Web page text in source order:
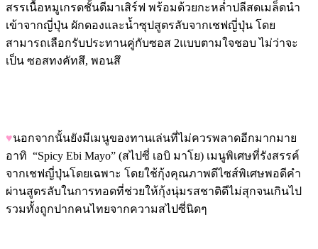
สรรเนื้อหมูเกรดชั้นดีมาเสิร์ฟ พร้อมด้วยกะหล่ำปลีสดเมล็ดนำ
เข้าจากญี่ปุ่น ผักดองและน้ำซุปสูตรลับจากเชฟญี่ปุ่น โดย
สามารถเลือกรับประทานคู่กับซอส 2แบบตามใจชอบ ไม่ว่าจะ
เป็น ซอสทงคัทสึ, พอนสึ
♥นอกจากนั้นยังมีเมนูของทานเล่นที่ไม่ควรพลาดอีกมากมาย
อาทิ “Spicy Ebi Mayo” (สไปซี่ เอบิ มาโย) เมนูพิเศษที่รังสรรค์
จากเชฟญี่ปุ่นโดยเฉพาะ โดยใช้กุ้งคุณภาพดีไซส์พิเศษพอดีคำ
ผ่านสูตรลับในการทอดที่ช่วยให้กุ้งนุ่มรสชาติดีไม่สุกจนเกินไป
รวมทั้งถูกปากคนไทยจากความสไปซี่นิดๆ